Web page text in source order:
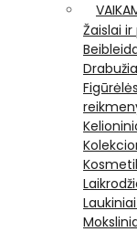
Žaislai
Figūrėlės